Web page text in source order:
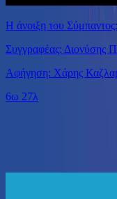
Η άνοιξη του
Συγγραφέας: Διονύσης
Αφήγηση: Χάρης
6ω 27λ